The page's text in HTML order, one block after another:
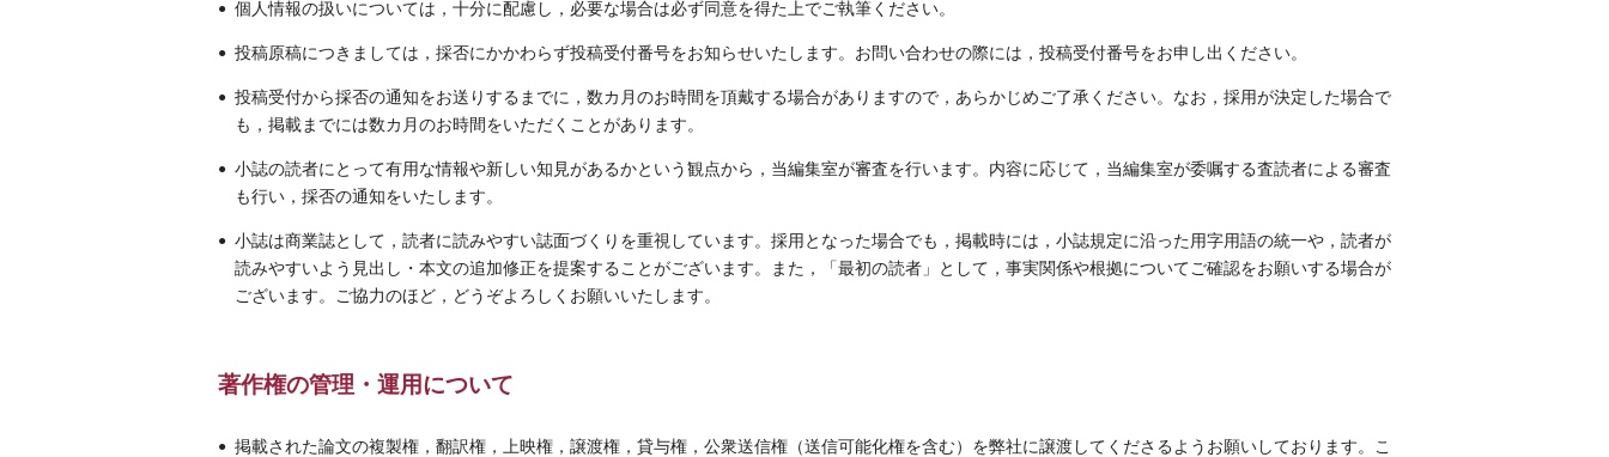
個人情報の扱いについては，十分に配慮し，必要な場合は必ず同意を得た上でご執筆ください。
投稿原稿につきましては，採否にかかわらず投稿受付番号をお知らせいたします。お問い合わせの際には，投稿受付番号をお申し出ください。
投稿受付から採否の通知をお送りするまでに，数カ月のお時間を頂戴する場合がありますので，あらかじめご了承ください。なお，採用が決定した場合で
も，掲載までには数カ月のお時間をいただくことがあります。
小誌の読者にとって有用な情報や新しい知見があるかという観点から，当編集室が審査を行います。内容に応じて，当編集室が委嘱する査読者による審査
も行い，採否の通知をいたします。
小誌は商業誌として，読者に読みやすい誌面づくりを重視しています。採用となった場合でも，掲載時には，小誌規定に沿った用字用語の統一や，読者が
読みやすいよう見出し・本文の追加修正を提案することがございます。また，「最初の読者」として，事実関係や根拠についてご確認をお願いする場合が
ございます。ご協力のほど，どうぞよろしくお願いいたします。
著作権の管理・運用について
掲載された論文の複製権，翻訳権，上映権，譲渡権，貸与権，公衆送信権（送信可能化権を含む）を弊社に譲渡してくださるようお願いしております。こ